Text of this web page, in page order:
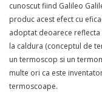
cunoscut fiind Galileo
produc acest efect cu
adoptat deoarece
la caldura (conceptul de
un termoscop si un
multe ori ca este
termoscoape.